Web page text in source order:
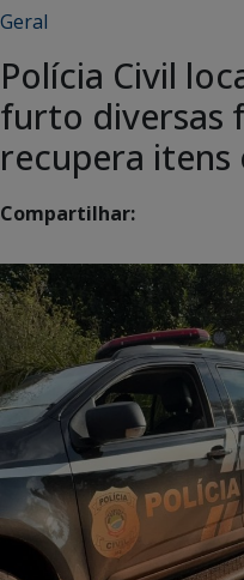
Geral
Polícia Civil
furto diversas
recupera itens
Compartilhar: